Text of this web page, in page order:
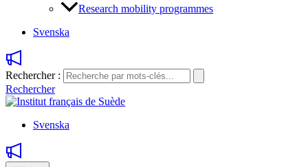
Research mobility programmes
Svenska
Rechercher :
Rechercher
Svenska